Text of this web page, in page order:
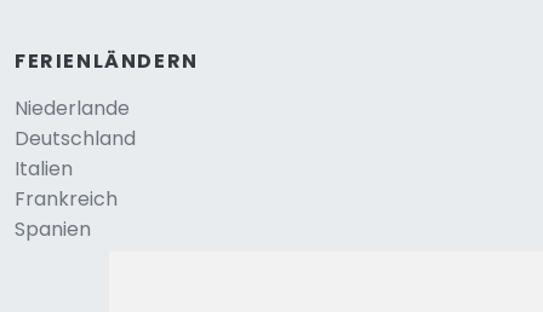
FERIENLÄNDERN
Niederlande
Deutschland
Italien
Frankreich
Spanien